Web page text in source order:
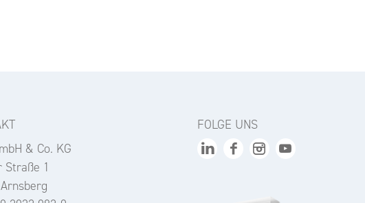
& Co. KG
Straße 1
FOLGE UNS